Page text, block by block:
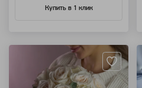
Купить в 1 клик